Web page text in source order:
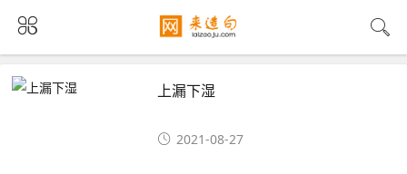
上漏下湿
2021-08-27